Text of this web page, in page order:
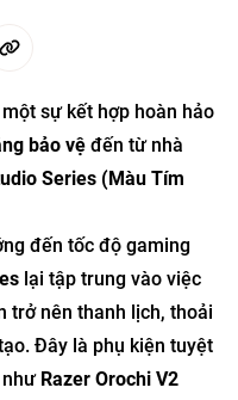
sự kết hợp hoàn hảo
bảo vệ đến từ nhà
Series (Màu Tím
đến tốc độ gaming
lại tập trung vào việc
trở nên thanh lịch, thoải
Đây là phụ kiện tuyệt
như Razer Orochi V2